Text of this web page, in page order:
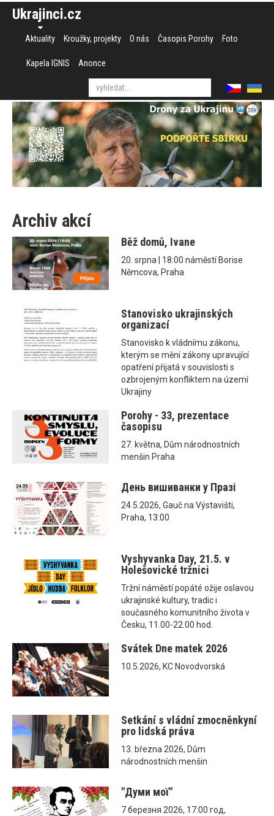
Ukrajinci.cz
Aktuality Kroužky, projekty O nás Časopis Porohy Foto
Kapela IGNIS Anonce
Archiv akcí
Běž domů, Ivane
20. srpna | 18:00 náměstí Borise
Němcova, Praha
Stanovisko ukrajinských
organizací
Stanovisko k vládnímu zákonu,
kterým se mění zákony upravující
opatření přijatá v souvislosti s
ozbrojeným konfliktem na území
Ukrajiny
Porohy - 33, prezentace
časopisu
27. května, Dům národnostních
menšin Praha
День вишиванки у Празі
24.5.2026, Gauč na Výstavišti,
Praha, 13:00
Vyshyvanka Day, 21.5. v
Holešovické tržnici
Tržní náměstí popáté ožije oslavou
ukrajinské kultury, tradic i
současného komunitního života v
Česku, 11.00-22.00 hod.
Svátek Dne matek 2026
10.5.2026, KC Novodvorská
Setkání s vládní zmocněnkyní
pro lidská práva
13. března 2026, Dům
národnostních menšin
"Думи мої"
7 березня 2026, 17:00 год,